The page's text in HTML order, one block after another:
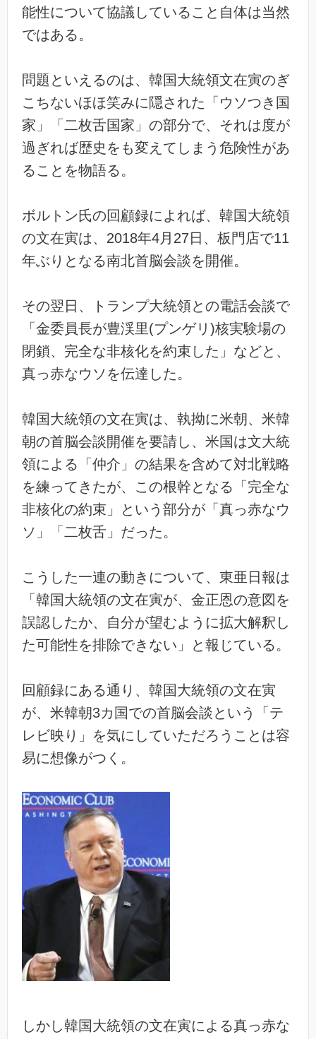
能性について協議していること自体は当然
ではある。
問題といえるのは、韓国大統領文在寅のぎ
こちないほほ笑みに隠された「ウソつき国
家」「二枚舌国家」の部分で、それは度が
過ぎれば歴史をも変えてしまう危険性があ
ることを物語る。
ボルトン氏の回顧録によれば、韓国大統領
の文在寅は、2018年4月27日、板門店で11
年ぶりとなる南北首脳会談を開催。
その翌日、トランプ大統領との電話会談で
「金委員長が豊渓里(プンゲリ)核実験場の
閉鎖、完全な非核化を約束した」などと、
真っ赤なウソを伝達した。
韓国大統領の文在寅は、執拗に米朝、米韓
朝の首脳会談開催を要請し、米国は文大統
領による「仲介」の結果を含めて対北戦略
を練ってきたが、この根幹となる「完全な
非核化の約束」という部分が「真っ赤なウ
ソ」「二枚舌」だった。
こうした一連の動きについて、東亜日報は
「韓国大統領の文在寅が、金正恩の意図を
誤認したか、自分が望むように拡大解釈し
た可能性を排除できない」と報じている。
回顧録にある通り、韓国大統領の文在寅
が、米韓朝3カ国での首脳会談という「テ
レビ映り」を気にしていただろうことは容
易に想像がつく。
しかし韓国大統領の文在寅による真っ赤な